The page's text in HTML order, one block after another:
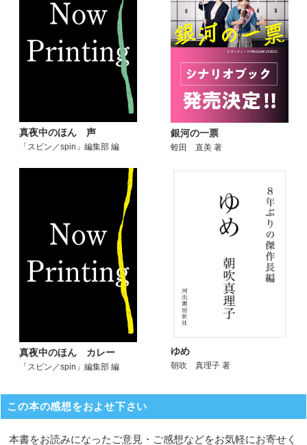
真夜中のほん 声
「スピン／spin」編集部 編
銀河の一票
蛭田 直美 著
真夜中のほん カレー
「スピン／spin」編集部 編
ゆめ
朝吹 真理子 著
この本の感想をおよせ下さい
本書をお読みになったご意見・ご感想などをお気軽にお寄せく